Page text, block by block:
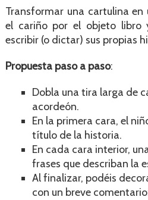
Transformar una cartulina
el cariño por el objeto
escribir (o dictar) sus propias
Propuesta paso a paso:
Dobla una tira larga de
acordeón.
En la primera cara, el
título de la historia.
En cada cara interior,
frases que describan la
Al finalizar, podéis
con un breve